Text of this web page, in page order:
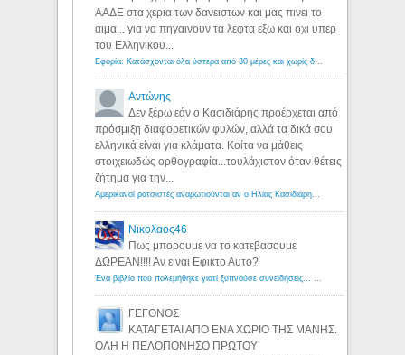
ΑΑΔΕ στα χερια των δανειστων και μας πινει το
αιμα... για να πηγαινουν τα λεφτα εξω και οχι υπερ
του Ελληνικου...
Εφορία: Κατάσχονται όλα ύστερα από 30 μέρες και χωρίς δικαστικές αποφάσεις - Λόγιος Ερμής
Αντώνης
Δεν ξέρω εάν ο Κασιδιάρης προέρχεται από
πρόσμιξη διαφορετικών φυλών, αλλά τα δικά σου
ελληνικά είναι για κλάματα. Κοίτα να μάθεις
στοιχειωδώς ορθογραφία...τουλάχιστον όταν θέτεις
ζήτημα για την...
Αμερικανοί ρατσιστές αναρωτιούνται αν ο Ηλίας Κασιδιάρης ανήκει στη λευκή φυλή... - Λόγιος Ερμής
Νικολαος46
Πως μπορουμε να το κατεβασουμε
ΔΩΡΕΑΝ!!!! Αν ειναι Εφικτο Αυτο?
Ένα βιβλίο που πολεμήθηκε γιατί ξυπνούσε συνειδήσεις... - Λόγιος Ερμής | Η γνώση ξεκινάει με την αναζήτηση...
ΓΕΓΟΝΟΣ
ΚΑΤΑΓΕΤΑΙ ΑΠΟ ΕΝΑ ΧΩΡΙΟ ΤΗΣ ΜΑΝΗΣ.
ΟΛΗ Η ΠΕΛΟΠΟΝΗΣΟ ΠΡΩΤΟΥ